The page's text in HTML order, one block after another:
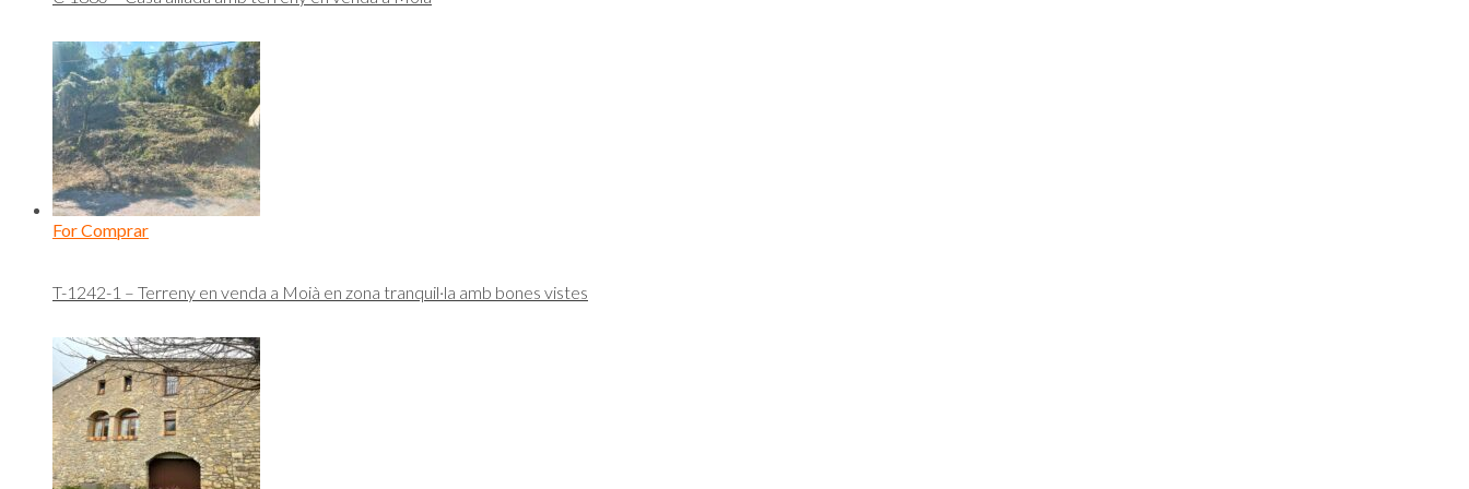
For Comprar
T-1242-1 – Terreny en venda a Moià en zona tranquil·la amb bones vistes